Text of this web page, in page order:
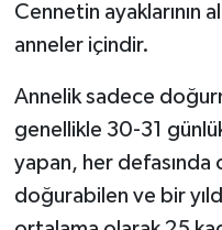
Cennetin ayaklarının
anneler içindir.
Annelik sadece
genellikle 30-31
yapan, her defasında
doğurabilen ve bir